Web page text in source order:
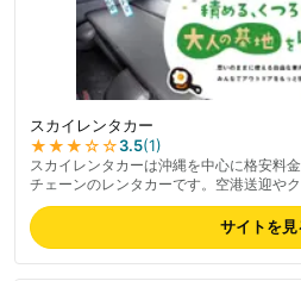
スカイレンタカー
★★★☆☆3.5(1)
スカイレンタカーは沖縄を中心に格安料
チェーンのレンタカーです。空港送迎や
評価されています。料金プランは沖縄・
特徴で、最新の料金は公式サイトでご確
道府県を網羅しつつ、特に沖縄県・北海
フランチャイズ展開のため店舗ごとに対
サイトを見